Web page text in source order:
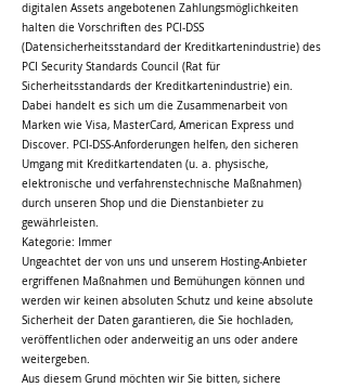
digitalen Assets angebotenen Zahlungsmöglichkeiten
halten die Vorschriften des PCI-DSS
(Datensicherheitsstandard der Kreditkartenindustrie) des
PCI Security Standards Council (Rat für
Sicherheitsstandards der Kreditkartenindustrie) ein.
Dabei handelt es sich um die Zusammenarbeit von
Marken wie Visa, MasterCard, American Express und
Discover. PCI-DSS-Anforderungen helfen, den sicheren
Umgang mit Kreditkartendaten (u. a. physische,
elektronische und verfahrenstechnische Maßnahmen)
durch unseren Shop und die Dienstanbieter zu
gewährleisten.
Kategorie: Immer
Ungeachtet der von uns und unserem Hosting-Anbieter
ergriffenen Maßnahmen und Bemühungen können und
werden wir keinen absoluten Schutz und keine absolute
Sicherheit der Daten garantieren, die Sie hochladen,
veröffentlichen oder anderweitig an uns oder andere
weitergeben.
Aus diesem Grund möchten wir Sie bitten, sichere